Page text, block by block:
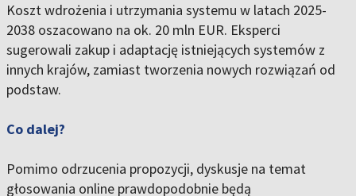
Koszt wdrożenia i utrzymania systemu w latach 2025-
2038 oszacowano na ok. 20 mln EUR. Eksperci
sugerowali zakup i adaptację istniejących systemów z
innych krajów, zamiast tworzenia nowych rozwiązań od
podstaw.
Co dalej?
Pomimo odrzucenia propozycji, dyskusje na temat
głosowania online prawdopodobnie będą